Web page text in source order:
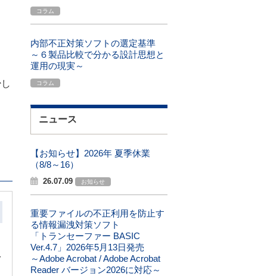
コラム
内部不正対策ソフトの選定基準
～６製品比較で分かる設計思想と
運用の現実～
コラム
ニュース
【お知らせ】2026年 夏季休業
（8/8～16）
26.07.09 お知らせ
重要ファイルの不正利用を防止す
る情報漏洩対策ソフト
「トランセーファー BASIC
Ver.4.7」2026年5月13日発売
～Adobe Acrobat / Adobe Acrobat
Reader バージョン2026に対応～